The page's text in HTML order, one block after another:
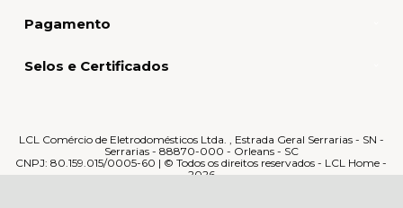
Pagamento
Selos e Certificados
LCL Comércio de Eletrodomésticos Ltda. , Estrada Geral Serrarias - SN -
Serrarias - 88870-000 - Orleans - SC
CNPJ: 80.159.015/0005-60 | © Todos os direitos reservados - LCL Home -
2026